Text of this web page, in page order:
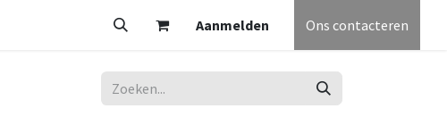
Partners Vacatures Helpdesk Afspraak Algemene
Aanmelden Ons contacteren